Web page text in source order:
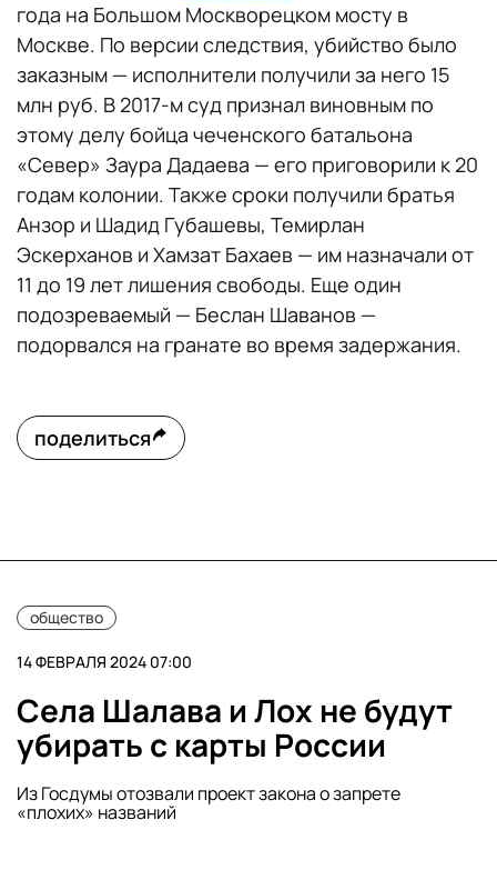
года на Большом Москворецком мосту в
Москве. По версии следствия, убийство было
заказным — исполнители получили за него 15
млн руб. В 2017-м суд признал виновным по
этому делу бойца чеченского батальона
«Север» Заура Дадаева — его приговорили к 20
годам колонии. Также сроки получили братья
Анзор и Шадид Губашевы, Темирлан
Эскерханов и Хамзат Бахаев — им назначали от
11 до 19 лет лишения свободы. Еще один
подозреваемый — Беслан Шаванов —
подорвался на гранате во время задержания.
поделиться
общество
14 ФЕВРАЛЯ 2024 07:00
Села Шалава и Лох не будут
убирать с карты России
Из Госдумы отозвали проект закона о запрете
«плохих» названий